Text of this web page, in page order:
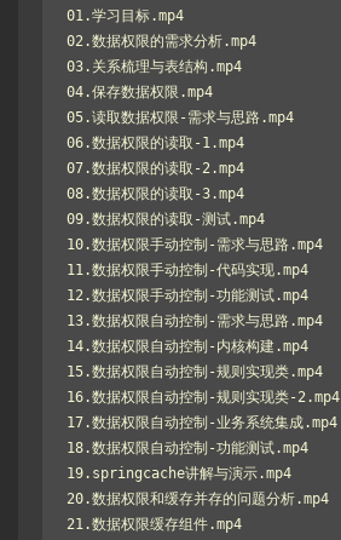
01.学习目标.mp4
02.数据权限的需求分析.mp4
03.关系梳理与表结构.mp4
04.保存数据权限.mp4
05.读取数据权限-需求与思路.mp4
06.数据权限的读取-1.mp4
07.数据权限的读取-2.mp4
08.数据权限的读取-3.mp4
09.数据权限的读取-测试.mp4
10.数据权限手动控制-需求与思路.mp4
11.数据权限手动控制-代码实现.mp4
12.数据权限手动控制-功能测试.mp4
13.数据权限自动控制-需求与思路.mp4
14.数据权限自动控制-内核构建.mp4
15.数据权限自动控制-规则实现类.mp4
16.数据权限自动控制-规则实现类-2.mp4
17.数据权限自动控制-业务系统集成.mp4
18.数据权限自动控制-功能测试.mp4
19.springcache讲解与演示.mp4
20.数据权限和缓存并存的问题分析.mp4
21.数据权限缓存组件.mp4